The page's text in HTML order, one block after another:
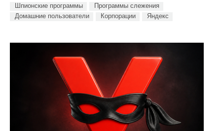
Шпионские программы
Программы слежения
Домашние пользователи
Корпорации Яндекс